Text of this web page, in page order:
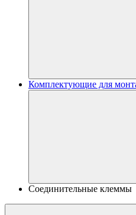
Комплектующие для
Соединительные клеммы